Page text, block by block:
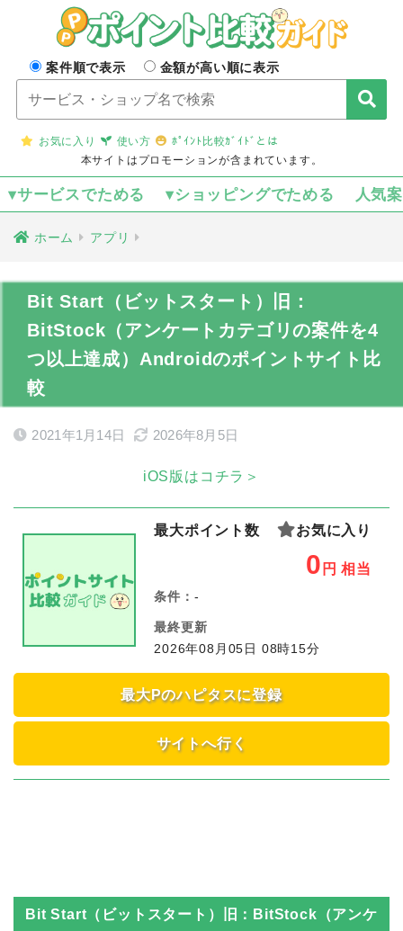
案件順で表示 金額が高い順に表示
お気に入り 使い方
ﾎﾟｲﾝﾄ比較ｶﾞｲﾄﾞとは
本サイトはプロモーションが含まれています。
▾サービスでためる ▾ショッピングでためる 人気
ホーム アプリ
Bit Start（ビットスタート）旧：
BitStock（アンケートカテゴリの案件を4
つ以上達成）Androidのポイントサイト比
較
2021年1月14日 2026年8月5日
iOS版はコチラ＞
最大ポイント数 お気に入り
0 円 相当
条件： -
最終更新
2026年08月05日 08時15分
最大Pのハピタスに登録
サイトへ行く
Bit Start（ビットスタート）旧：BitStock（アンケ